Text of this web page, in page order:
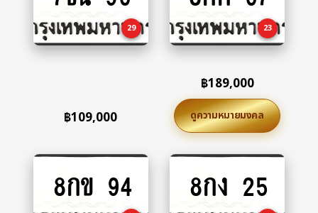
29
฿109,000
23
฿189,000
ดูความหมายมงคล
to
8กข 94
to
8กง 25